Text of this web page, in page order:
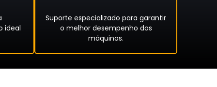
ideal
Suporte especializado para garantir
o melhor desempenho das
máquinas.